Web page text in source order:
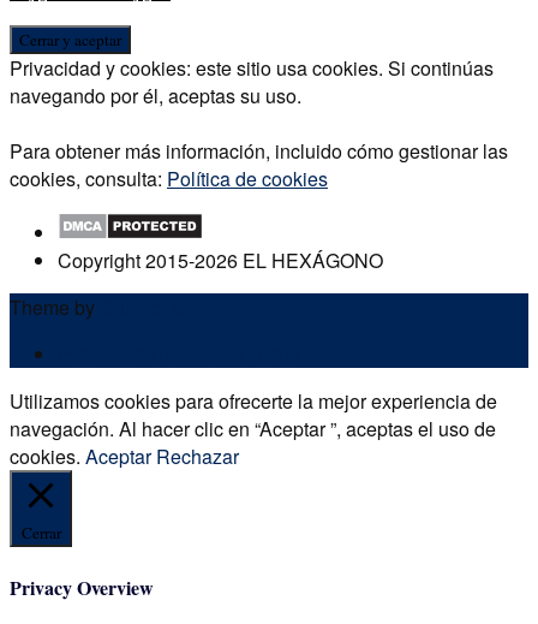
Privacidad y cookies: este sitio usa cookies. Si continúas
navegando por él, aceptas su uso.
Para obtener más información, incluido cómo gestionar las
cookies, consulta: Política de cookies
Copyright 2015-2026 EL HEXÁGONO
Theme by
Utilizamos cookies para ofrecerte la mejor experiencia de
navegación. Al hacer clic en “Aceptar ”, aceptas el uso de
cookies. Aceptar Rechazar
Cerrar
Privacy Overview